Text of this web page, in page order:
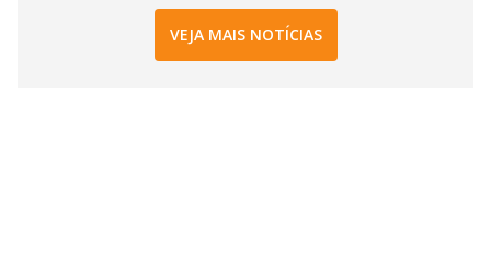
VEJA MAIS NOTÍCIAS